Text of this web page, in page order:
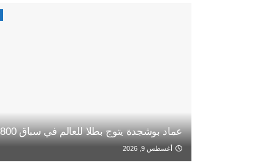
عماد بوشجدة يتوج بطلا للعالم في سباق 800 متر
أغسطس 9, 2026